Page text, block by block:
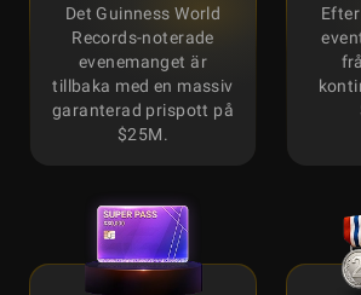
Det Guinness World
Records-noterade
evenemanget är
tillbaka med en massiv
garanterad prispott på
$25M.